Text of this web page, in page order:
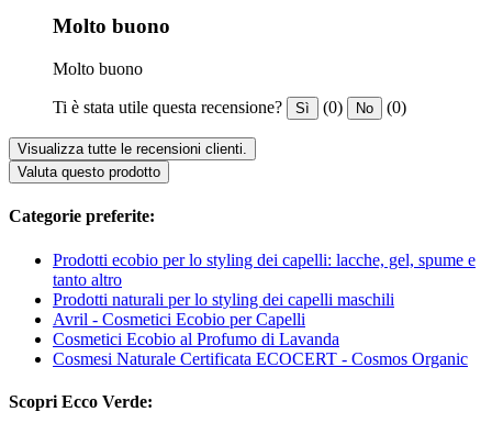
Molto buono
Molto buono
Ti è stata utile questa recensione? Sì (0) No (0)
Visualizza tutte le recensioni clienti.
Valuta questo prodotto
Categorie preferite:
Prodotti ecobio per lo styling dei capelli: lacche, gel, spume e
tanto altro
Prodotti naturali per lo styling dei capelli maschili
Avril - Cosmetici Ecobio per Capelli
Cosmetici Ecobio al Profumo di Lavanda
Cosmesi Naturale Certificata ECOCERT - Cosmos Organic
Scopri Ecco Verde: